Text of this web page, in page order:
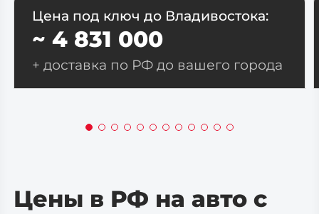
Цена под ключ до Владивостока:
~ 4 831 000
+ доставка по РФ до вашего города
Цены в РФ на авто с